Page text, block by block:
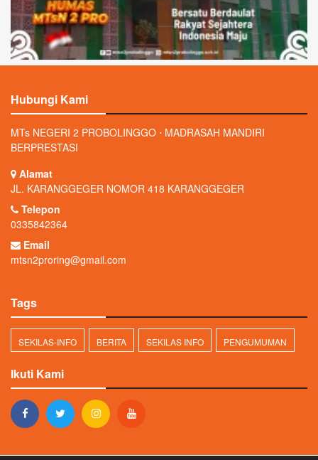
Hubungi Kami
MTs NEGERI 2 PROBOLINGGO ⋅ MADRASAH MANDIRI
BERPRESTASI
Alamat
JL. KARANGGEGER NOMOR 418 KARANGGEGER
Telepon
0335842364
Email
mtsn2proring@gmail.com
Tags
SEKILAS-INFO BERITA SEKILAS INFO PENGUMUMAN
Ikuti Kami